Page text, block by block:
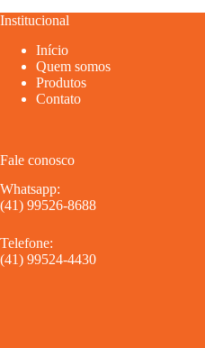
Institucional
Início
Quem somos
Produtos
Contato
Fale conosco
Whatsapp:
(41) 99526-8688
Telefone:
(41) 99524-4430